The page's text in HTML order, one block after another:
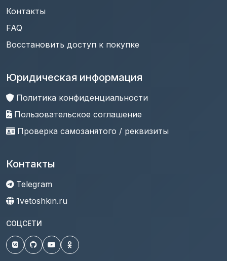
Контакты
FAQ
Восстановить доступ к покупке
Юридическая информация
Политика конфиденциальности
Пользовательское соглашение
Проверка самозанятого / реквизиты
Контакты
Telegram
1vetoshkin.ru
СОЦСЕТИ